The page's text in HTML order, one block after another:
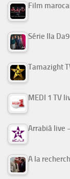
Tamazight
MEDI 1 TV
Arrabiâ live